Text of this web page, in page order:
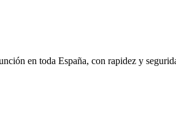
en toda España, con rapidez y